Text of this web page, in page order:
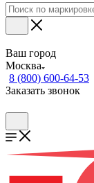
Ваш город
Москва
8 (800) 600-64-53
Заказать звонок